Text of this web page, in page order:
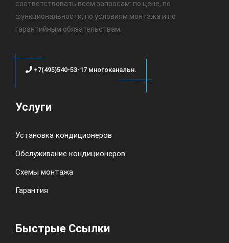
соответствовать всем запросам: по цене, по
функциональности, по условиям монтажа и по
гарантийным обязательствам.
+7(495)540-53-17 многоканальн.
Услуги
Установка кондиционеров
Обслуживание кондиционеров
Схемы монтажа
Гарантия
Быстрые Ссылки